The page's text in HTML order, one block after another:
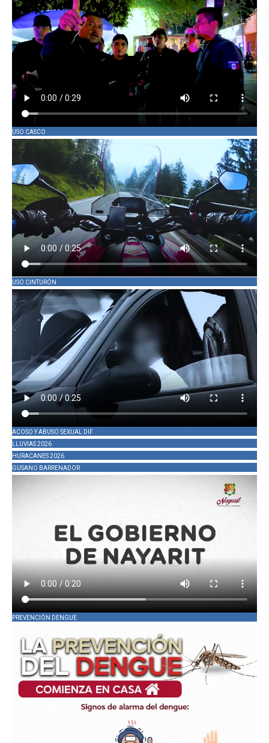
USO CASCO
USO CINTURÓN
ACOSO Y ABUSO SEXUAL DIF
LLUVIAS 2026
HURACANES 2026
GUSANO BARRENADOR
PREVENCIÓN DENGUE